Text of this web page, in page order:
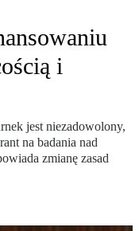
i
jest niezadowolony,
na badania nad
zmianę zasad